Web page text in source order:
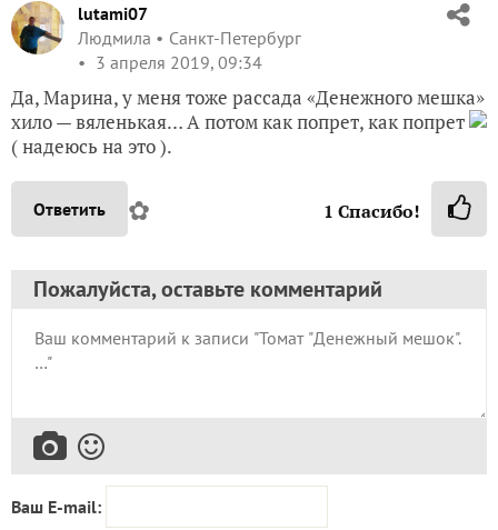
lutami07
Людмила
Санкт-Петербург
3 апреля 2019, 09:34
Да, Марина, у меня тоже рассада «Денежного мешка»
хило — вяленькая… А потом как попрет, как попрет
( надеюсь на это ).
Ответить ✿ 1 Спасибо!
Пожалуйста, оставьте комментарий
Ваш E-mail: